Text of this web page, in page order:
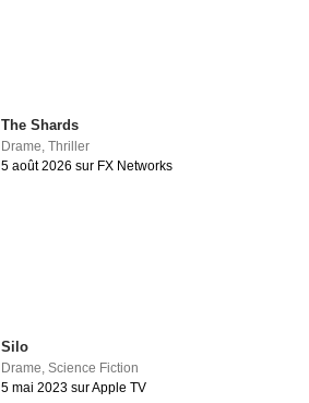
The Shards
Drame,Thriller
5 août 2026 sur FX Networks
Silo
Drame,Science Fiction
5 mai 2023 sur Apple TV